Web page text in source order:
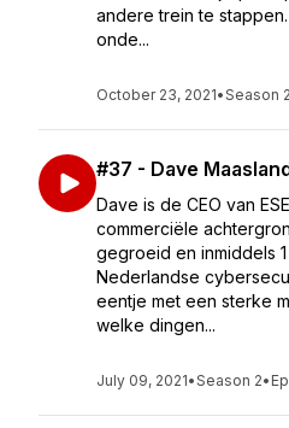
andere trein te
onde...
October 23, 2021•Season 2
#37 - Dave
Dave is de CEO van
commerciële
gegroeid en inmiddels
Nederlandse
eentje met een sterke
welke dingen...
July 09, 2021•Season 2•